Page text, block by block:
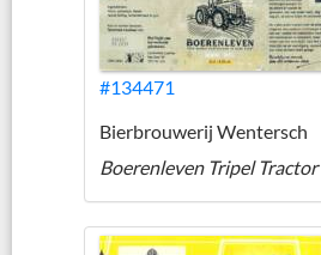
#134471
Bierbrouwerij Wentersch
Boerenleven Tripel Tractor